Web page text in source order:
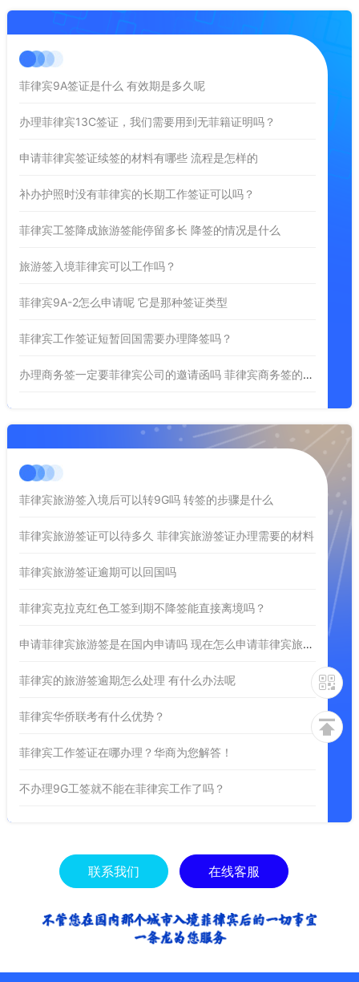
菲律宾9A签证是什么 有效期是多久呢
办理菲律宾13C签证，我们需要用到无菲籍证明吗？
申请菲律宾签证续签的材料有哪些 流程是怎样的
补办护照时没有菲律宾的长期工作签证可以吗？
菲律宾工签降成旅游签能停留多长 降签的情况是什么
旅游签入境菲律宾可以工作吗？
菲律宾9A-2怎么申请呢 它是那种签证类型
菲律宾工作签证短暂回国需要办理降签吗？
办理商务签一定要菲律宾公司的邀请函吗 菲律宾商务签的有效期多久
菲律宾旅游签入境后可以转9G吗 转签的步骤是什么
菲律宾旅游签证可以待多久 菲律宾旅游签证办理需要的材料
菲律宾旅游签证逾期可以回国吗
菲律宾克拉克红色工签到期不降签能直接离境吗？
申请菲律宾旅游签是在国内申请吗 现在怎么申请菲律宾旅游签证
菲律宾的旅游签逾期怎么处理 有什么办法呢
菲律宾华侨联考有什么优势？
菲律宾工作签证在哪办理？华商为您解答！
不办理9G工签就不能在菲律宾工作了吗？
联系我们 在线客服